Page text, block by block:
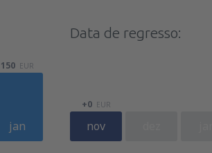
jan
150 EUR
Data de regresso:
nov
+0 EUR